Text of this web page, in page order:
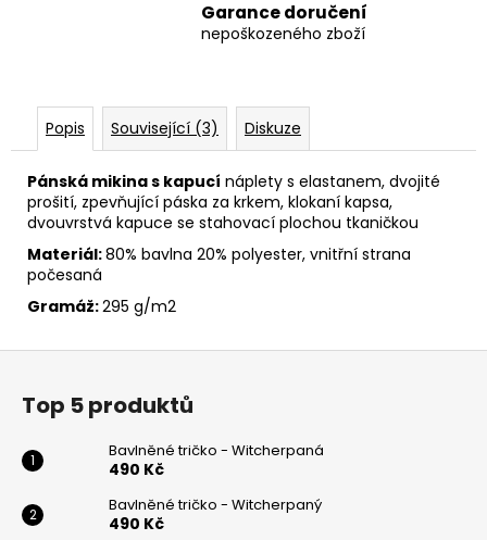
Garance doručení
nepoškozeného zboží
Popis Související (3) Diskuze
Pánská mikina s kapucí náplety s elastanem, dvojité
prošití, zpevňující páska za krkem, klokaní kapsa,
dvouvrstvá kapuce se stahovací plochou tkaničkou
Materiál:80% bavlna 20% polyester, vnitřní strana
počesaná
Gramáž:295 g/m2
Z
Top 5 produktů
Bavlněné tričko - Witcherpaná
490 Kč
Bavlněné tričko - Witcherpaný
490 Kč